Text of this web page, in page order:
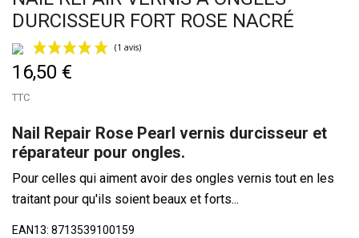
DURCISSEUR FORT ROSE NACRÉ
(1 avis)
16,50 €
TTC
Nail Repair Rose Pearl vernis durcisseur et
réparateur pour ongles.
Pour celles qui aiment avoir des ongles vernis tout en les
traitant pour qu'ils soient beaux et forts...
EAN13: 8713539100159